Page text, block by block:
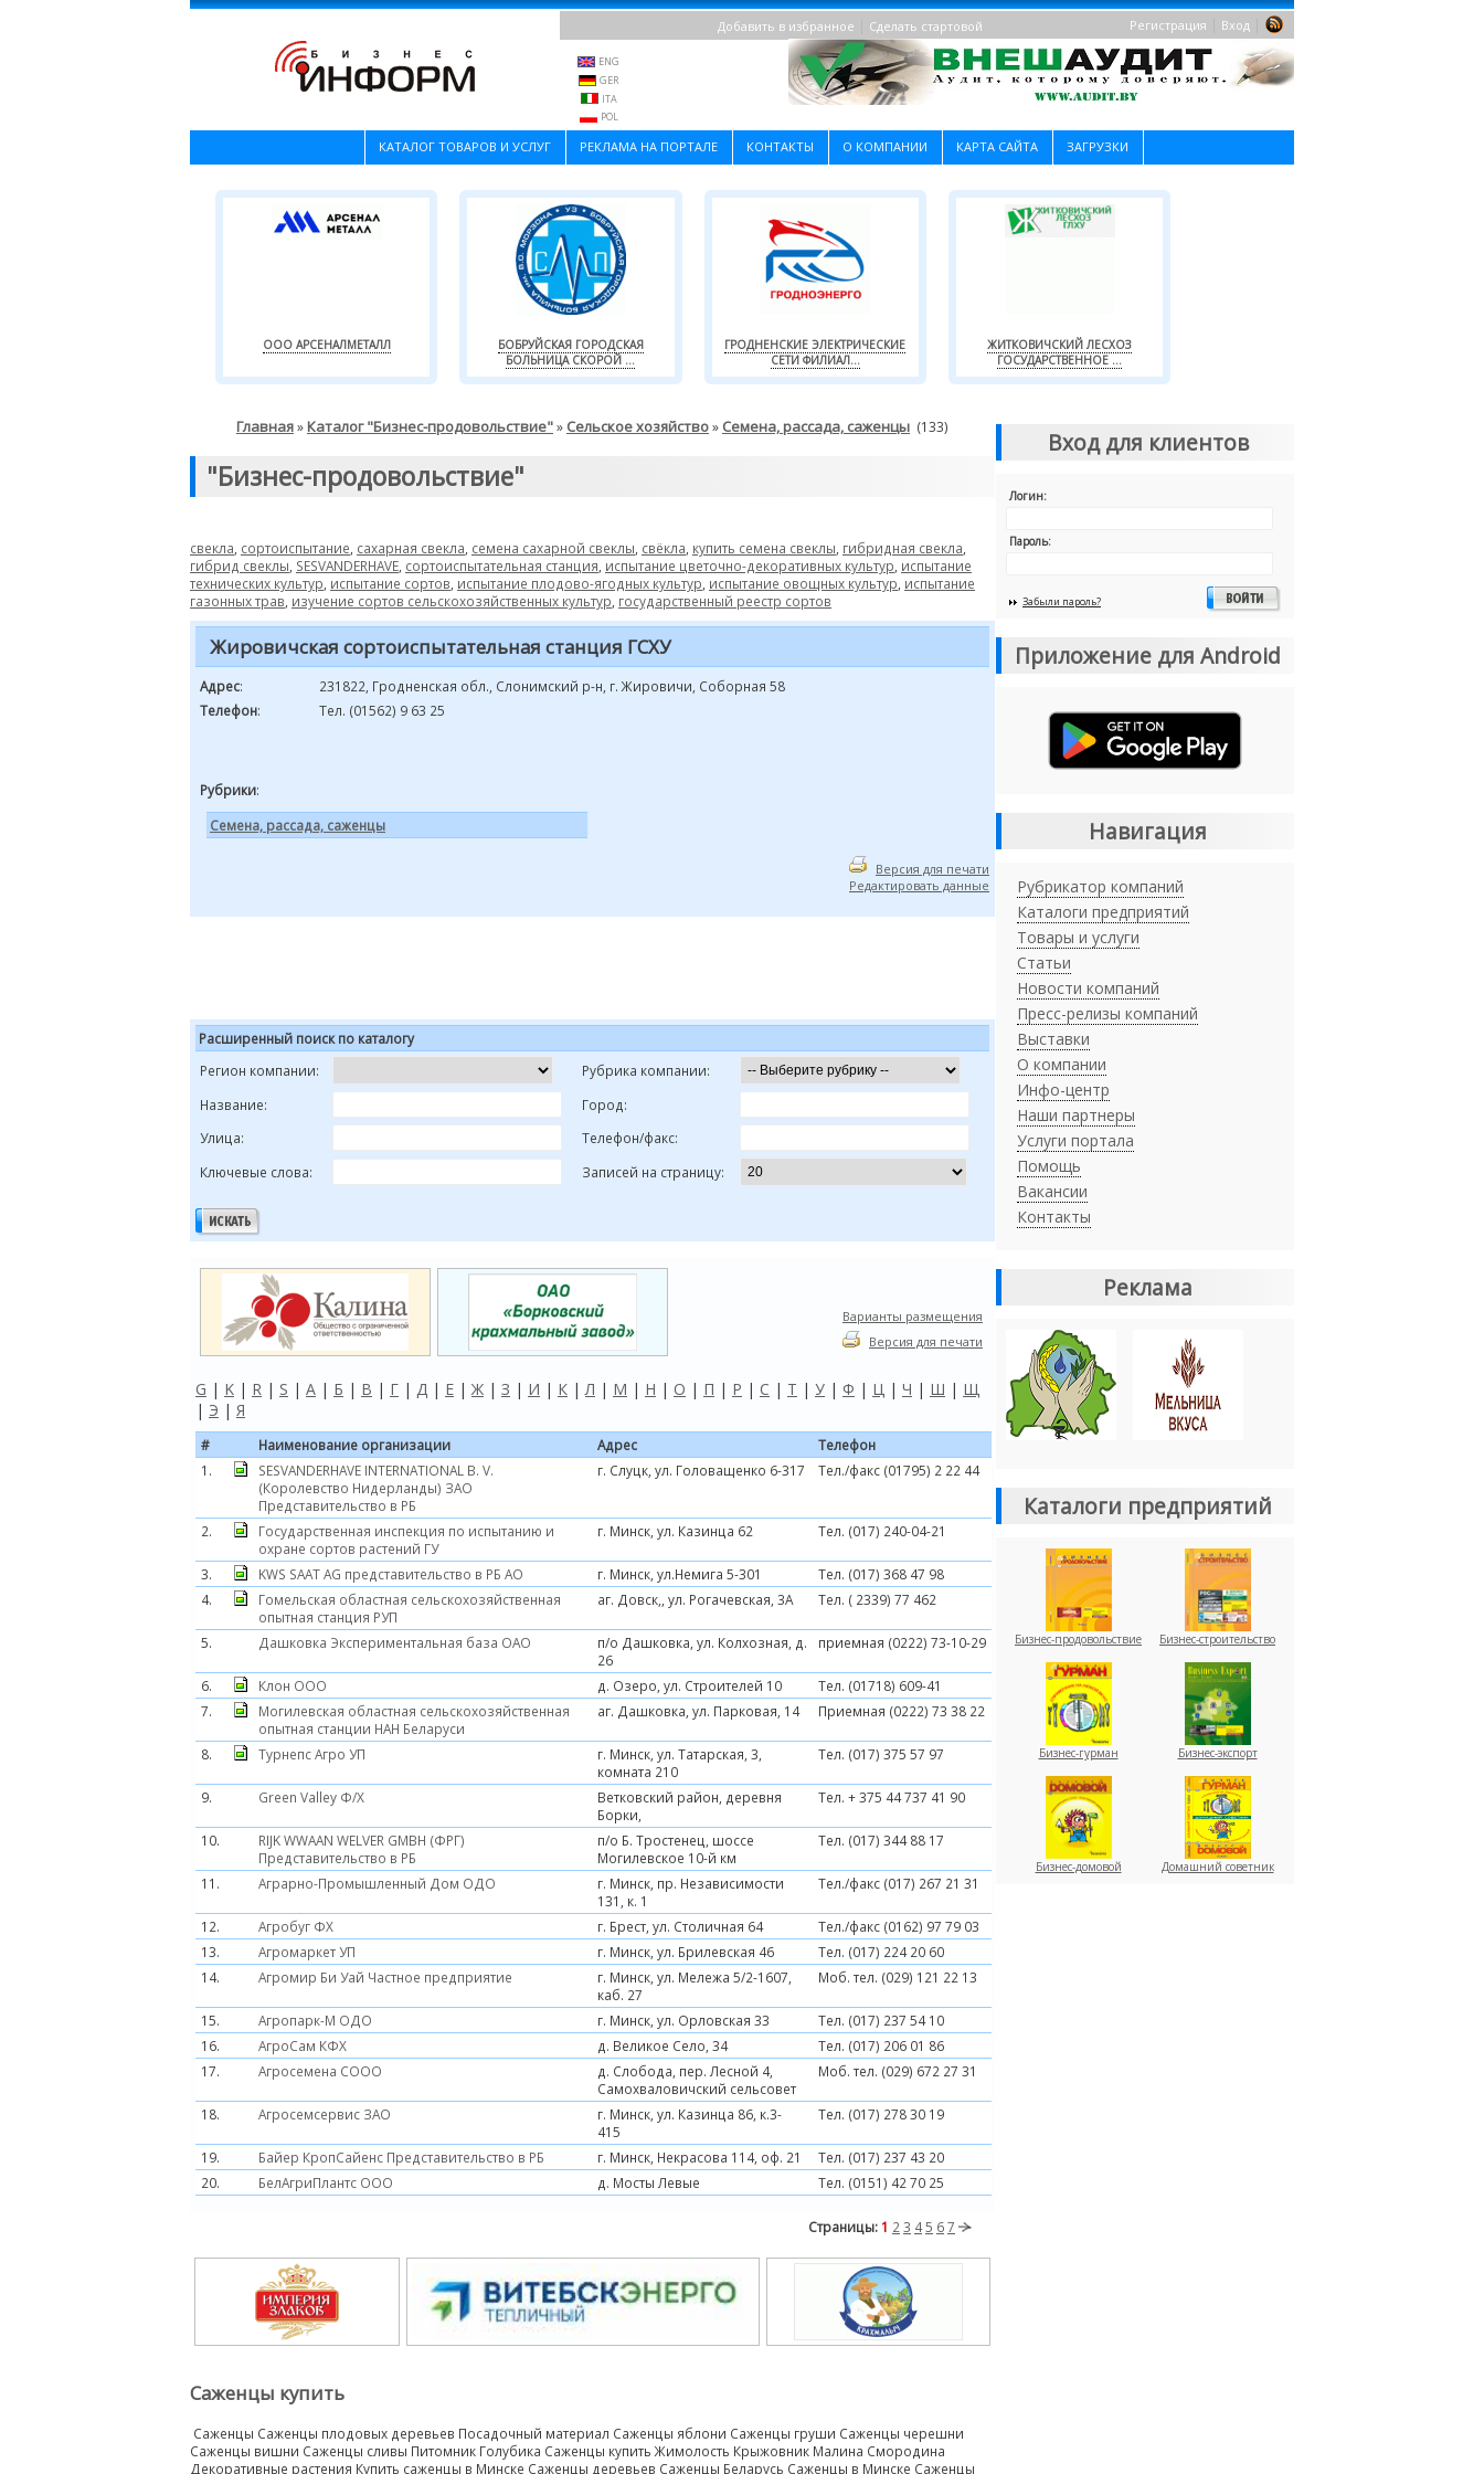
Регистрация Вход
Добавить в избранное Сделать стартовой
ENG
GER
ITA
POL
КАТАЛОГ ТОВАРОВ И УСЛУГ РЕКЛАМА НА ПОРТАЛЕ КОНТАКТЫ О КОМПАНИИ КАРТА САЙТА ЗАГРУЗКИ
ООО АРСЕНАЛМЕТАЛЛ
БОБРУЙСКАЯ ГОРОДСКАЯ
БОЛЬНИЦА СКОРОЙ ...
ГРОДНЕНСКИЕ ЭЛЕКТРИЧЕСКИЕ
СЕТИ ФИЛИАЛ...
ЖИТКОВИЧСКИЙ ЛЕСХОЗ
ГОСУДАРСТВЕННОЕ ...
Главная» Каталог "Бизнес-продовольствие"» Сельское хозяйство» Семена, рассада, саженцы (133)
"Бизнес-продовольствие"
свекла сортоиспытание сахарная свекла семена сахарной свеклы свёкла купить семена свеклы гибридная свекла
гибрид свеклы SESVANDERHAVE сортоиспытательная станция испытание цветочно-декоративных культур испытание
технических культур испытание сортов испытание плодово-ягодных культур испытание овощных культур испытание
газонных трав изучение сортов сельскохозяйственных культур государственный реестр сортов
Жировичская сортоиспытательная станция ГСХУ
Адрес:
231822, Гродненская обл., Слонимский р-н, г. Жировичи, Соборная 58
Телефон: Тел. (01562) 9 63 25
Рубрики:
Семена, рассада, саженцы
Версия для печати
Редактировать данные
Расширенный поиск по каталогу
Регион компании:
Рубрика компании:
Название:
Город:
Улица:
Телефон/факс:
Ключевые слова:
Записей на страницу:
Варианты размещения
Версия для печати
G | K | R | S | А | Б | В | Г | Д | Е | Ж | З | И | К |Л | М | Н | О | П | Р | С | Т | У | Ф | Ц | Ч | Ш | Щ
| Э | Я
# Наименование организации Адрес
Телефон
1.
SESVANDERHAVE INTERNATIONAL B. V.
(Королевство Нидерланды) ЗАО
Представительство в РБ
г. Слуцк, ул. Головащенко 6-317 Тел./факс (01795) 2 22 44
2.
Государственная инспекция по испытанию и
охране сортов растений ГУ
г. Минск, ул. Казинца 62 Тел. (017) 240-04-21
3. KWS SAAT AG представительство в РБ АО г. Минск, ул.Немига 5-301
Тел. (017) 368 47 98
4.
Гомельская областная сельскохозяйственная
опытная станция РУП
аг. Довск,, ул. Рогачевская, 3А Тел. ( 2339) 77 462
5. Дашковка Экспериментальная база ОАО
п/о Дашковка, ул. Колхозная, д.
26
приемная (0222) 73-10-29
6. Клон ООО д. Озеро, ул. Строителей 10
Тел. (01718) 609-41
7.
Могилевская областная сельскохозяйственная
опытная станции НАН Беларуси
аг. Дашковка, ул. Парковая, 14 Приемная (0222) 73 38 22
8. Турнепс Агро УП
г. Минск, ул. Татарская, 3,
комната 210
Тел. (017) 375 57 97
9. Green Valley Ф/Х
Ветковский район, деревня
Борки,
Тел. + 375 44 737 41 90
10.
RIJK WWAAN WELVER GMBH (ФРГ)
Представительство в РБ
п/о Б. Тростенец, шоссе
Могилевское 10-й км
Тел. (017) 344 88 17
11. Аграрно-Промышленный Дом ОДО
г. Минск, пр. Независимости
131, к. 1
Тел./факс (017) 267 21 31
12. Агробуг ФХ г. Брест, ул. Столичная 64
Тел./факс (0162) 97 79 03
13.
Агромаркет УП г. Минск, ул. Брилевская 46
Тел. (017) 224 20 60
14.
Агромир Би Уай Частное предприятие
г. Минск, ул. Мележа 5/2-1607,
каб. 27
Моб. тел. (029) 121 22 13
15. Агропарк-М ОДО г. Минск, ул. Орловская 33
Тел. (017) 237 54 10
16.
АгроСам КФХ д. Великое Село, 34
Тел. (017) 206 01 86
17.
Агросемена СООО
д. Слобода, пер. Лесной 4,
Самохваловичский сельсовет
Моб. тел. (029) 672 27 31
18. Агросемсервис ЗАО
г. Минск, ул. Казинца 86, к.3-
415
Тел. (017) 278 30 19
19. Байер КропСайенс Представительство в РБ г. Минск, Некрасова 114, оф. 21
Тел. (017) 237 43 20
20.
БелАгриПлантс ООО д. Мосты Левые Тел. (0151) 42 70 25
Страницы: 1 2 3 45 67
Саженцы купить
Саженцы Саженцы плодовых деревьев Посадочный материал Саженцы яблони Саженцы груши Саженцы черешни
Саженцы вишни Саженцы сливы Питомник Голубика Саженцы купить Жимолость Крыжовник Малина Смородина
Декоративные растения Купить саженцы в Минске Саженцы деревьев Саженцы Беларусь Саженцы в Минске Саженцы
Вход для клиентов
Логин:
Пароль:
Забыли пароль?
Приложение для Android
Навигация
Рубрикатор компаний
Каталоги предприятий
Товары и услуги
Статьи
Новости компаний
Пресс-релизы компаний
Выставки
О компании
Инфо-центр
Наши партнеры
Услуги портала
Помощь
Вакансии
Контакты
Реклама
Каталоги предприятий
Бизнес-продовольствие Бизнес-строительство
Бизнес-гурман Бизнес-экспорт
Бизнес-домовой Домашний советник